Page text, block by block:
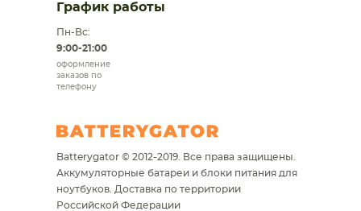
График работы
Пн-Вс:
9:00-21:00
оформление
заказов по
телефону
Batterygator © 2012-2019. Все права защищены.
Аккумуляторные батареи и блоки питания для
ноутбуков. Доставка по территории
Российской Федерации